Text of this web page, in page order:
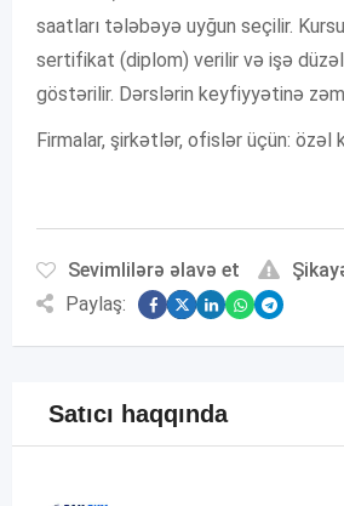
saatları tələbəyə uyğun seçilir.
sertifikat (diplom) verilir və işə
göstərilir. Dərslərin keyfiyyətinə
Firmalar, şirkətlər, ofislər üçün: özəl
Sevimlilərə əlavə et
Paylaş:
Satıcı haqqında